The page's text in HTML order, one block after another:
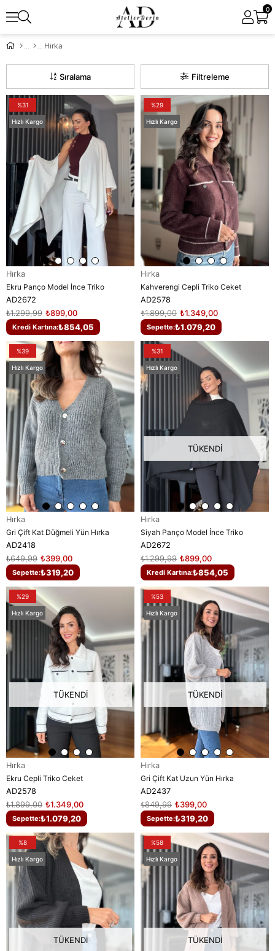
0
Hırka
Filtreleme
Sıralama
Hırka
Ekru Panço Model İnce Triko
AD2672
₺899,00
₺1.299,99
Kredi Kartına:₺854,05
%31
Hızlı Kargo
Hırka
Kahverengi Cepli Triko Ceket
AD2578
₺1.349,00
₺1.899,00
Sepette:₺1.079,20
%29
Hızlı Kargo
Hırka
Gri Çift Kat Düğmeli Yün Hırka
AD2418
₺399,00
₺649,99
Sepette:₺319,20
%39
Hızlı Kargo
TÜKENDI
Hırka
Siyah Panço Model İnce Triko
AD2672
₺899,00
₺1.299,99
Kredi Kartına:₺854,05
%31
Hızlı Kargo
TÜKENDI
Hırka
Ekru Cepli Triko Ceket
AD2578
₺1.349,00
₺1.899,00
Sepette:₺1.079,20
%29
Hızlı Kargo
TÜKENDI
Hırka
Gri Çift Kat Uzun Yün Hırka
AD2437
₺399,00
₺849,99
Sepette:₺319,20
%53
Hızlı Kargo
TÜKENDI
%8
Hızlı Kargo
TÜKENDI
%58
Hızlı Kargo